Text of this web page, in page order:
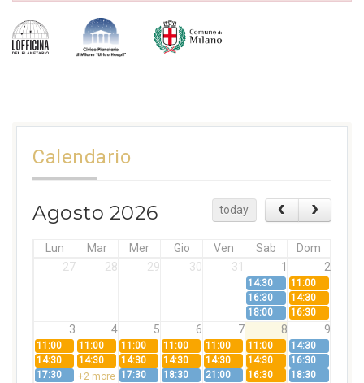
Calendario
Agosto 2026 today
Lun Mar Mer Gio Ven Sab
Dom
27
28 29 30 31 1 2
14:30
11:00
16:30
14:30
18:00
16:30
3 4 5 6 7 8 9
11:00 11:00 11:00 11:00 11:00 11:00
14:30
14:30
14:30 14:30 14:30 14:30 14:30
16:30
17:30
+2 more 17:30 18:30 21:00 16:30 18:30